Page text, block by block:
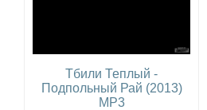
Тбили Теплый -
Подпольный Рай (2013)
MP3